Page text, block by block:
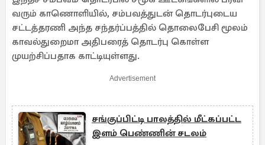
வரும் காணொளியில், சம்பவத்துடன் தொடர்புடைய
சட்டத்தரணி அந்த சந்தர்ப்பத்தில் தொலைபேசி மூலம்
காவல்துறைமா அதிபரைத் தொடர்பு கொள்ள
முயற்சிப்பதாக காட்டியுள்ளது.
Advertisement
சங்குப்பிட்டி பாலத்தில் மீட்கப்பட்ட
இளம் பெண்ணின் சடலம்